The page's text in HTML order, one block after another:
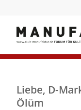
Liebe, D-
Ölüm